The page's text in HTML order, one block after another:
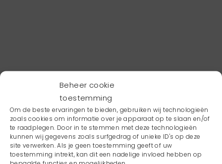
Beheer cookie
toestemming
Om de beste ervaringen te bieden, gebruiken wij technologieën
zoals cookies om informatie over je apparaat op te slaan en/of
te raadplegen. Door in te stemmen met deze technologieën
kunnen wij gegevens zoals surfgedrag of unieke ID's op deze
site verwerken. Als je geen toestemming geeft of uw
toestemming intrekt, kan dit een nadelige invloed hebben op